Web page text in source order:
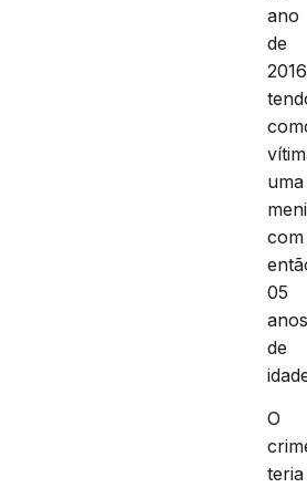
ano
de
uma
com
05
de
O
teria